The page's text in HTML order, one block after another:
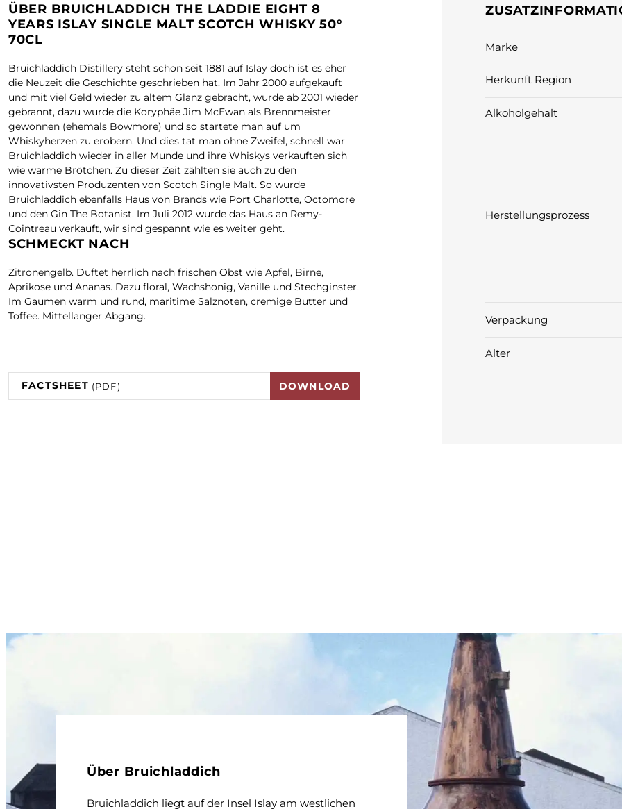
ÜBER BRUICHLADDICH THE LADDIE EIGHT 8
YEARS ISLAY SINGLE MALT SCOTCH WHISKY 50°
70CL
Bruichladdich Distillery steht schon seit 1881 auf Islay doch ist es eher
die Neuzeit die Geschichte geschrieben hat. Im Jahr 2000 aufgekauft
und mit viel Geld wieder zu altem Glanz gebracht, wurde ab 2001 wieder
gebrannt, dazu wurde die Koryphäe Jim McEwan als Brennmeister
gewonnen (ehemals Bowmore) und so startete man auf um
Whiskyherzen zu erobern. Und dies tat man ohne Zweifel, schnell war
Bruichladdich wieder in aller Munde und ihre Whiskys verkauften sich
wie warme Brötchen. Zu dieser Zeit zählten sie auch zu den
innovativsten Produzenten von Scotch Single Malt. So wurde
Bruichladdich ebenfalls Haus von Brands wie Port Charlotte, Octomore
und den Gin The Botanist. Im Juli 2012 wurde das Haus an Remy-
Cointreau verkauft, wir sind gespannt wie es weiter geht.
SCHMECKT NACH
Zitronengelb. Duftet herrlich nach frischen Obst wie Apfel, Birne,
Aprikose und Ananas. Dazu floral, Wachshonig, Vanille und Stechginster.
Im Gaumen warm und rund, maritime Salznoten, cremige Butter und
Toffee. Mittellanger Abgang.
FACTSHEET (PDF) DOWNLOAD
Marke
Herkunft Region
Alkoholgehalt
Herstellungsprozess
Verpackung
Alter
Über Bruichladdich
Bruichladdich liegt auf der Insel Islay am westlichen